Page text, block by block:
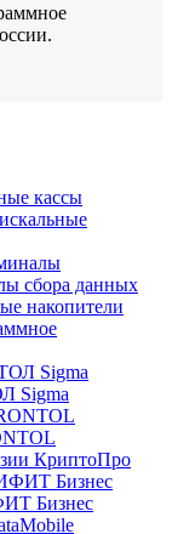
кассы
сбора данных
накопители
Sigma
КриптоПро
Бизнес